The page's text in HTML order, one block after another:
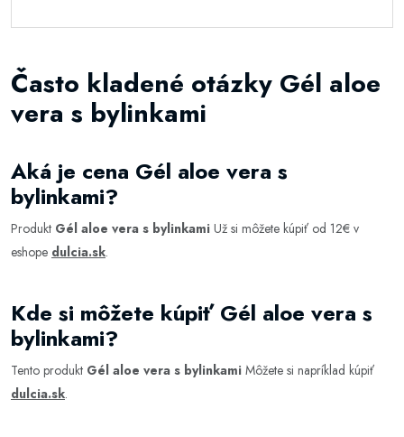
Často kladené otázky Gél aloe
vera s bylinkami
Aká je cena Gél aloe vera s
bylinkami?
Produkt Gél aloe vera s bylinkami Už si môžete kúpiť od 12€ v
eshope dulcia.sk.
Kde si môžete kúpiť Gél aloe vera s
bylinkami?
Tento produkt Gél aloe vera s bylinkami Môžete si napríklad kúpiť
dulcia.sk.